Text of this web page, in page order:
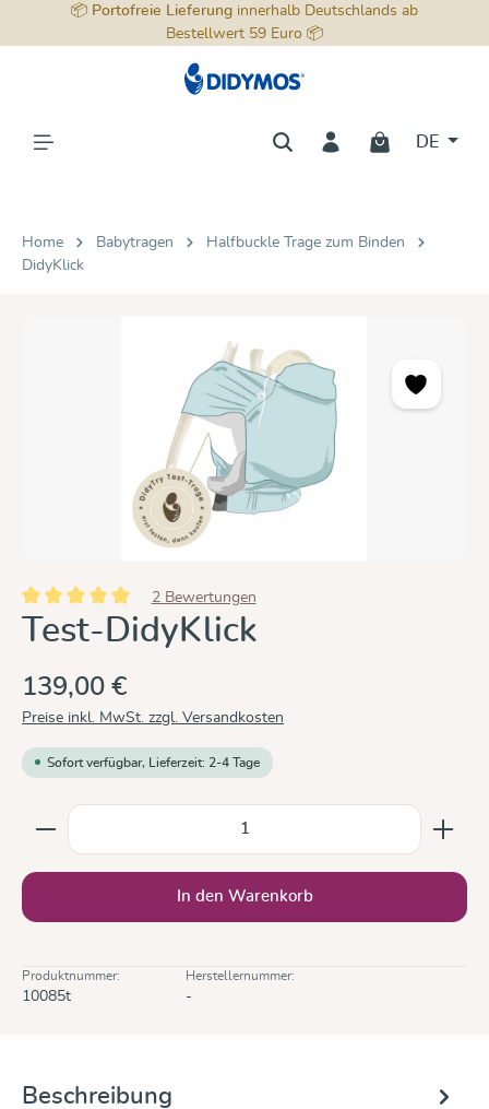
springen
📦 Portofreie Lieferung innerhalb Deutschlands ab
Bestellwert 59 Euro 📦
DE
Home Babytragen
Halfbuckle Trage zum Binden
DidyKlick
Durchschnittliche Bewertung von 5 von 5 Sternen
2 Bewertungen
Test-DidyKlick
139,00 €
Preise inkl. MwSt. zzgl. Versandkosten
Sofort verfügbar, Lieferzeit: 2-4 Tage
Produkt Anzahl: Gib den gewünschten Wert ein
In den Warenkorb
Produktnummer:
10085t
Herstellernummer:
-
Beschreibung